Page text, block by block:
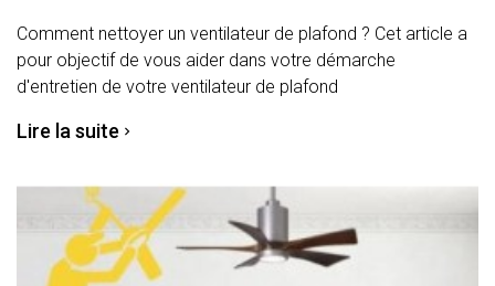
Comment nettoyer un ventilateur de plafond ? Cet article a
pour objectif de vous aider dans votre démarche
d'entretien de votre ventilateur de plafond
Lire la suite